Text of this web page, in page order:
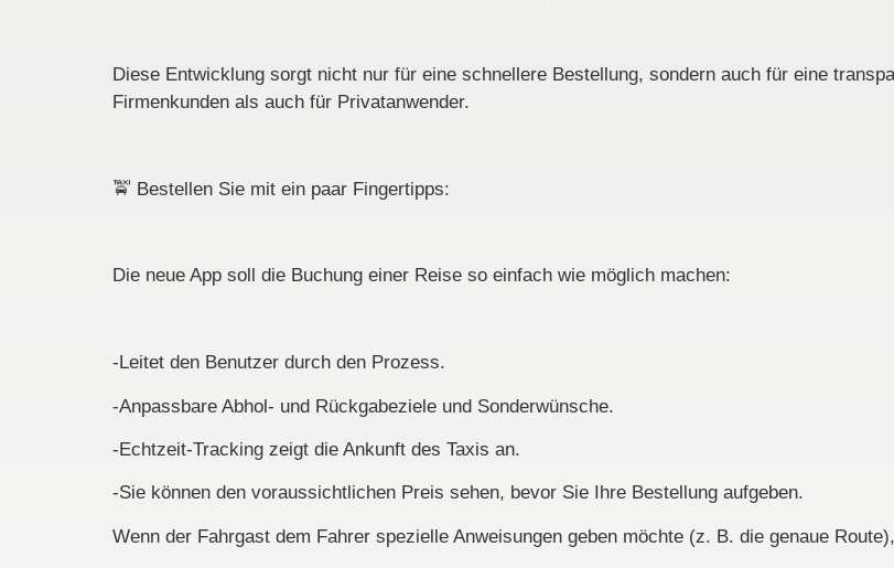
Diese Entwicklung sorgt nicht nur für eine schnellere Bestellung, sondern auch für eine
Firmenkunden als auch für Privatanwender.
🚖 Bestellen Sie mit ein paar Fingertipps:
Die neue App soll die Buchung einer Reise so einfach wie möglich machen:
-Leitet den Benutzer durch den Prozess.
-Anpassbare Abhol- und Rückgabeziele und Sonderwünsche.
-Echtzeit-Tracking zeigt die Ankunft des Taxis an.
-Sie können den voraussichtlichen Preis sehen, bevor Sie Ihre Bestellung aufgeben.
Wenn der Fahrgast dem Fahrer spezielle Anweisungen geben möchte (z. B. die genaue